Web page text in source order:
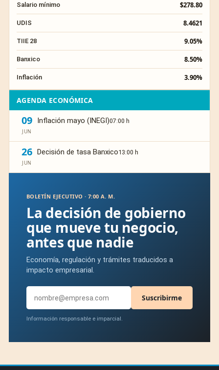
Salario mínimo $278.80
UDIS 8.4621
TIIE 28 9.05%
Banxico 8.50%
Inflación 3.90%
AGENDA ECONÓMICA
09
JUN
Inflación mayo (INEGI)07:00 h
26
JUN
Decisión de tasa Banxico13:00 h
BOLETÍN EJECUTIVO · 7:00 A. M.
La decisión de gobierno
que mueve tu negocio,
antes que nadie
Economía, regulación y trámites traducidos a
impacto empresarial.
Suscribirme
Información responsable e imparcial.